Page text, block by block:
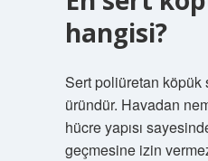
hangisi?
Sert poliüretan köpük
üründür. Havadan
hücre yapısı
geçmesine izin